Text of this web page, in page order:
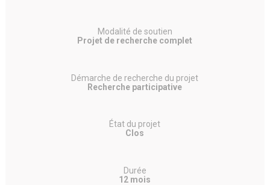
Modalité de soutien
Projet de recherche complet
Démarche de recherche du projet
Recherche participative
État du projet
Clos
Durée
12 mois